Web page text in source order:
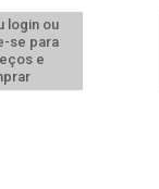
login ou
se para
e